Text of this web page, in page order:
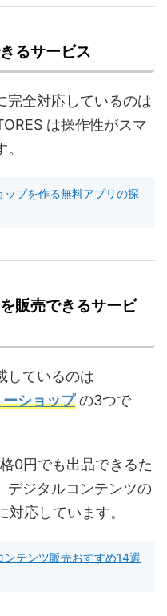
るサービス
完全対応しているのは
は操作性がスマ
ップを作る無料アプリの探
販売できるサービ
しているのは
ショップの3つで
0円でも出品できるた
デジタルコンテンツの
応しています。
ンテンツ販売おすすめ14選